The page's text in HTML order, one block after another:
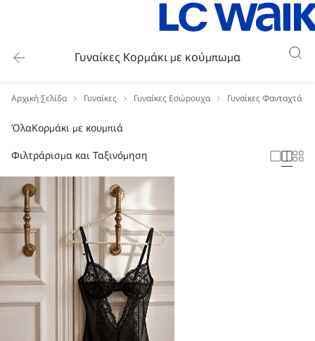
Γυναίκες Κορμάκι με κούμπωμα
Αρχική Σελίδα Γυναίκες Γυναίκες Εσώρουχα Γυναίκες Φανταχτά
ΌλαΚορμάκι με κουμπιά
Φιλτράρισμα και Ταξινόμηση